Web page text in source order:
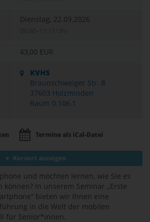
Dienstag, 22.09.2026
43,00 EUR
KVHS
Braunschweiger Str. 8
37603 Holzminden
Raum 0.106.1
Termine als iCal-Datei
Kursort anzeigen
und möchten lernen, wie Sie es
In unserem Seminar „Erste
bieten wir Ihnen eine
in die Welt der mobilen
für Senior*innen.